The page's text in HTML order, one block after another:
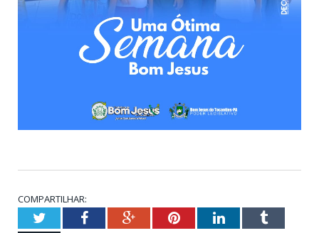
COMPARTILHAR:
TwitterFacebookGoogle+PinterestLinkedInTumblr